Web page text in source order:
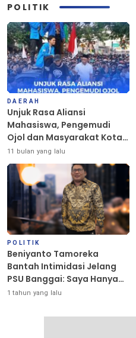
POLITIK
DAERAH
Unjuk Rasa Aliansi
Mahasiswa, Pengemudi
Ojol dan Masyarakat Kota
Palu Berlangsung Damai
11 bulan yang lalu
POLITIK
Beniyanto Tamoreka
Bantah Intimidasi Jelang
PSU Banggai: Saya Hanya
Ingin Redakan Suasana
1 tahun yang lalu